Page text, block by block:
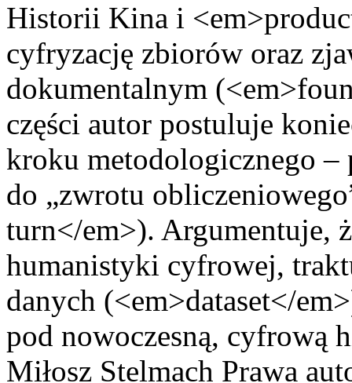
Historii Kina i
cyfryzację zbiorów oraz
dokumentalnym
części autor postuluje
kroku metodologicznego –
do „zwrotu
turn</em>). Argumentuje,
humanistyki cyfrowej,
danych (<em>dataset</
pod nowoczesną, cyfrową
Miłosz Stelmach Prawa